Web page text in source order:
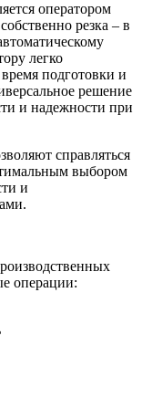
оператором
резка – в
легко
подготовки и
решение
и надежности при
справляться
выбором
и
операции: